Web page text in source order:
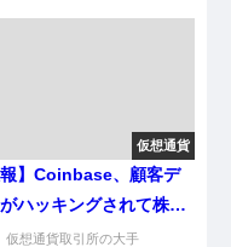
仮想通貨
報】Coinbase、顧客デ
ハッキングされて株価
落やんけ！
仮想通貨取引所の大手